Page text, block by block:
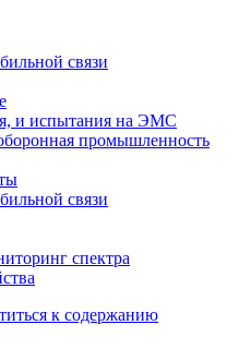
связи
и испытания на ЭМС
промышленность
связи
спектра
к содержанию